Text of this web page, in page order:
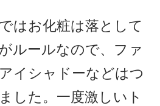
はお化粧は落として
ルールなので、ファ
イシャドーなどはつ
した。一度激しいト